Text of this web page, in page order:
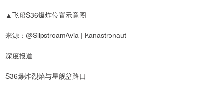
▲飞船S36爆炸位置示意图
来源：@SlipstreamAvia | Kanastronaut
深度报道
S36爆炸烈焰与星舰岔路口